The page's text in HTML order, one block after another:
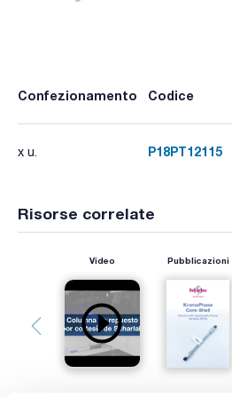
Confezionamento Codice
x u. P18PT12115
Risorse correlate
Video Pubblicazioni